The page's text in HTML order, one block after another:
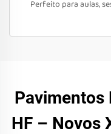
Perfeito para aulas,
Pavimentos
HF – Novos